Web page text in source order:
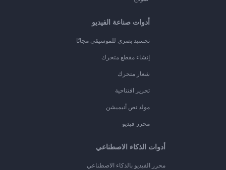
أدوات صناعة الفيديو
تجسيد بصري للموسيقى مجانًا
إنشاء مقطع متحرك
شعار متحرك
تحرير افتتاحية
مولد نص أنيميشن
محرر فيديو
أدوات الذكاء الاصطناعي
محرر الفيديو بالذكاء الاصطناعي